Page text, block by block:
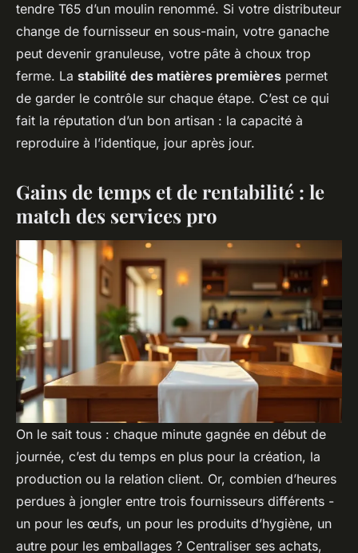
tendre T65 d’un moulin renommé. Si votre distributeur
change de fournisseur en sous-main, votre ganache
peut devenir granuleuse, votre pâte à choux trop
ferme. La stabilité des matières premières permet
de garder le contrôle sur chaque étape. C’est ce qui
fait la réputation d’un bon artisan : la capacité à
reproduire à l’identique, jour après jour.
Gains de temps et de rentabilité : le
match des services pro
On le sait tous : chaque minute gagnée en début de
journée, c’est du temps en plus pour la création, la
production ou la relation client. Or, combien d’heures
perdues à jongler entre trois fournisseurs différents -
un pour les œufs, un pour les produits d’hygiène, un
autre pour les emballages ? Centraliser ses achats,